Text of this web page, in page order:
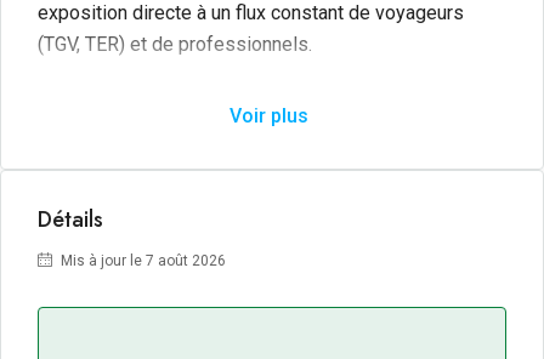
exposition directe à un flux constant de voyageurs
(TGV, TER) et de professionnels.
constitue un véritable levier de visibilité et de
de la gare routière et des lignes majeures du réseau de
transports en commun de l’agglomération. C’est
l’excellence et souhaitant affirmer leur présence au
Voir plus
Détails
Mis à jour le 7 août 2026